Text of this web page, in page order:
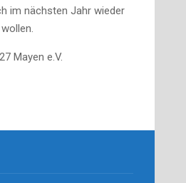
im nächsten Jahr wieder
Mayen e.V.